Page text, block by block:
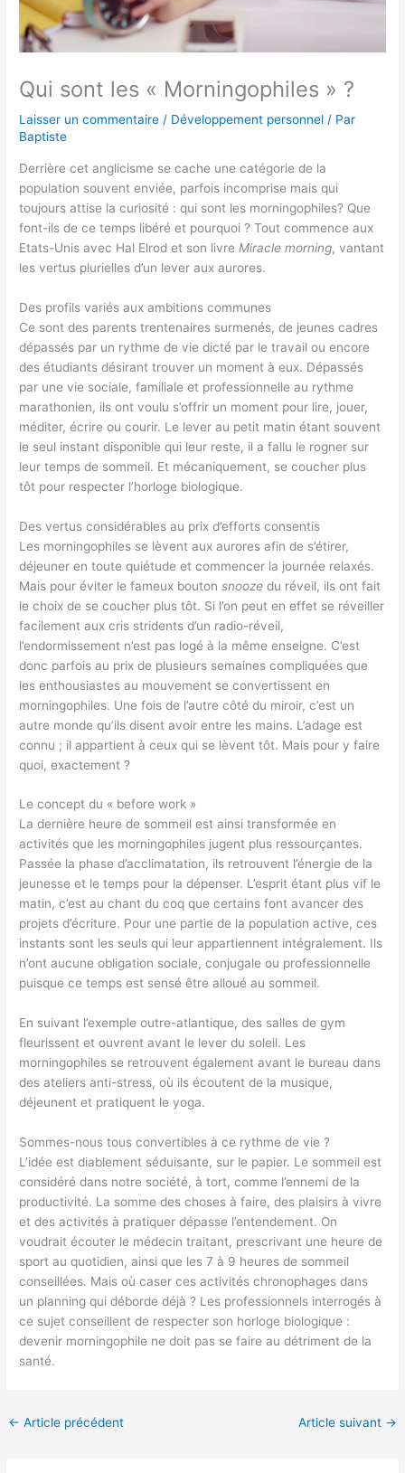
Qui sont les « Morningophiles » ?
Laisser un commentaire / Développement personnel / Par
Baptiste
Derrière cet anglicisme se cache une catégorie de la
population souvent enviée, parfois incomprise mais qui
toujours attise la curiosité : qui sont les morningophiles? Que
font-ils de ce temps libéré et pourquoi ? Tout commence aux
Etats-Unis avec Hal Elrod et son livre Miracle morning, vantant
les vertus plurielles d’un lever aux aurores.
Des profils variés aux ambitions communes
Ce sont des parents trentenaires surmenés, de jeunes cadres
dépassés par un rythme de vie dicté par le travail ou encore
des étudiants désirant trouver un moment à eux. Dépassés
par une vie sociale, familiale et professionnelle au rythme
marathonien, ils ont voulu s’offrir un moment pour lire, jouer,
méditer, écrire ou courir. Le lever au petit matin étant souvent
le seul instant disponible qui leur reste, il a fallu le rogner sur
leur temps de sommeil. Et mécaniquement, se coucher plus
tôt pour respecter l’horloge biologique.
Des vertus considérables au prix d’efforts consentis
Les morningophiles se lèvent aux aurores afin de s’étirer,
déjeuner en toute quiétude et commencer la journée relaxés.
Mais pour éviter le fameux boutonsnooze du réveil, ils ont fait
le choix de se coucher plus tôt. Si l’on peut en effet se réveiller
facilement aux cris stridents d’un radio-réveil,
l’endormissement n’est pas logé à la même enseigne. C’est
donc parfois au prix de plusieurs semaines compliquées que
les enthousiastes au mouvement se convertissent en
morningophiles. Une fois de l’autre côté du miroir, c’est un
autre monde qu’ils disent avoir entre les mains. L’adage est
connu ; il appartient à ceux qui se lèvent tôt. Mais pour y faire
quoi, exactement ?
Le concept du « before work »
La dernière heure de sommeil est ainsi transformée en
activités que les morningophiles jugent plus ressourçantes.
Passée la phase d’acclimatation, ils retrouvent l’énergie de la
jeunesse et le temps pour la dépenser. L’esprit étant plus vif le
matin, c’est au chant du coq que certains font avancer des
projets d’écriture. Pour une partie de la population active, ces
instants sont les seuls qui leur appartiennent intégralement. Ils
n’ont aucune obligation sociale, conjugale ou professionnelle
puisque ce temps est sensé être alloué au sommeil.
En suivant l’exemple outre-atlantique, des salles de gym
fleurissent et ouvrent avant le lever du soleil. Les
morningophiles se retrouvent également avant le bureau dans
des ateliers anti-stress, où ils écoutent de la musique,
déjeunent et pratiquent le yoga.
Sommes-nous tous convertibles à ce rythme de vie ?
L’idée est diablement séduisante, sur le papier. Le sommeil est
considéré dans notre société, à tort, comme l’ennemi de la
productivité. La somme des choses à faire, des plaisirs à vivre
et des activités à pratiquer dépasse l’entendement. On
voudrait écouter le médecin traitant, prescrivant une heure de
sport au quotidien, ainsi que les 7 à 9 heures de sommeil
conseillées. Mais où caser ces activités chronophages dans
un planning qui déborde déjà ? Les professionnels interrogés à
ce sujet conseillent de respecter son horloge biologique :
devenir morningophile ne doit pas se faire au détriment de la
santé.
← Article précédent Article suivant →